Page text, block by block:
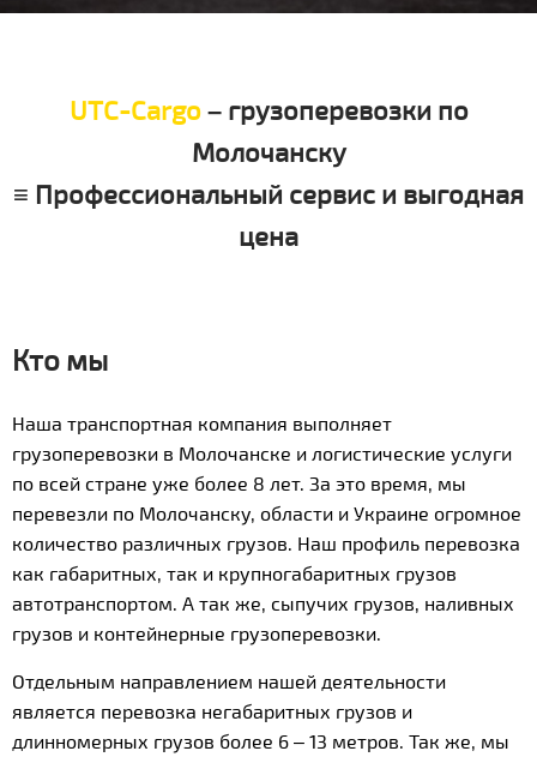
UTC-Cargo– грузоперевозки по
Молочанску
≡ Профессиональный сервис и выгодная
цена
Кто мы
Наша транспортная компания выполняет
грузоперевозки в Молочанске и логистические услуги
по всей стране уже более 8 лет. За это время, мы
перевезли по Молочанску, области и Украине огромное
количество различных грузов. Наш профиль перевозка
как габаритных, так и крупногабаритных грузов
автотранспортом. А так же, сыпучих грузов, наливных
грузов и контейнерные грузоперевозки.
Отдельным направлением нашей деятельности
является перевозка негабаритных грузов и
длинномерных грузов более 6 – 13 метров. Так же, мы